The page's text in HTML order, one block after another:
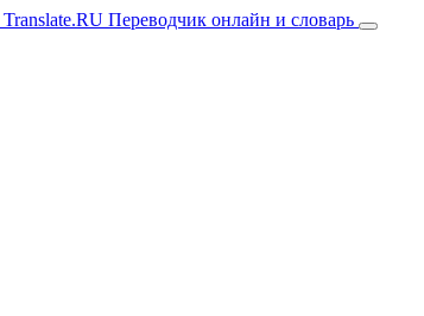
Translate.RU Переводчик онлайн и словарь